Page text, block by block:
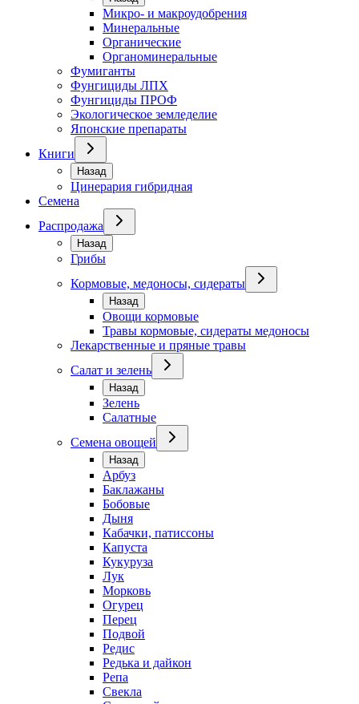
Микро- и макроудобрения
Минеральные
Органические
Органоминеральные
Фумиганты
Фунгициды ЛПХ
Фунгициды ПРОФ
Экологическое земледелие
Японские препараты
Книги
Назад
Цинерария гибридная
Семена
Распродажа
Назад
Грибы
Кормовые, медоносы, сидераты
Назад
Овощи кормовые
Травы кормовые, сидераты медоносы
Лекарственные и пряные травы
Салат и зелень
Назад
Зелень
Салатные
Семена овощей
Назад
Арбуз
Баклажаны
Бобовые
Дыня
Кабачки, патиссоны
Капуста
Кукуруза
Лук
Морковь
Огурец
Перец
Подвой
Редис
Редька и дайкон
Репа
Свекла